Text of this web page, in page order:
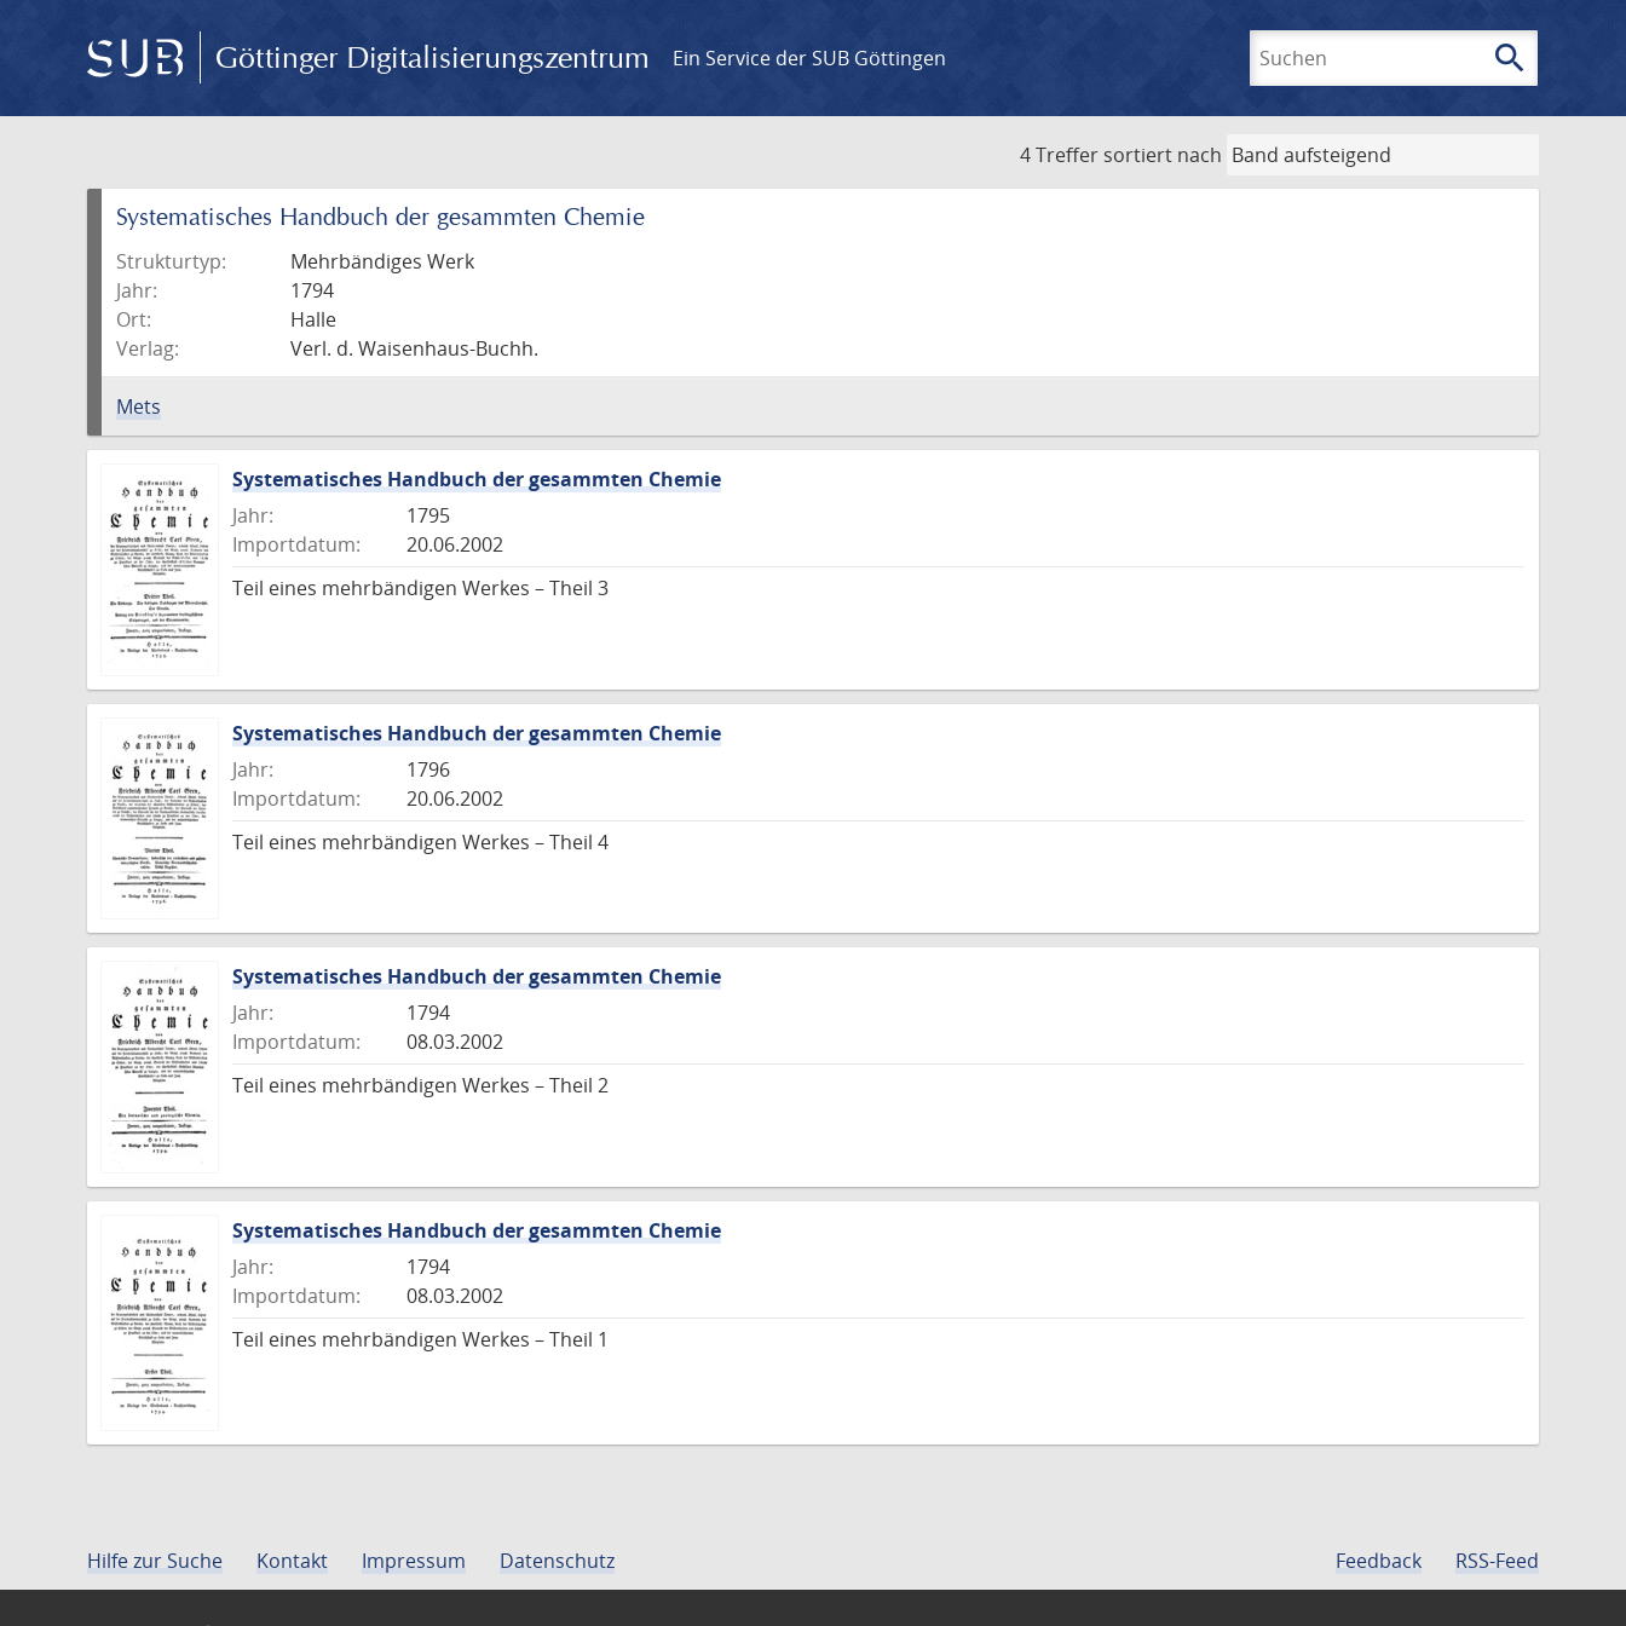
Göttinger Digitalisierungszentrum Ein Service der SUB Göttingen search
4 Treffer sortiert nach
Systematisches Handbuch der gesammten Chemie
Strukturtyp:
Mehrbändiges Werk
Jahr:
1794
Ort:
Halle
Verlag:
Verl. d. Waisenhaus-Buchh.
Mets
Systematisches Handbuch der gesammten Chemie
Jahr:
1795
Importdatum:
20.06.2002
Teil eines mehrbändigen Werkes – Theil 3
Systematisches Handbuch der gesammten Chemie
Jahr:
1796
Importdatum:
20.06.2002
Teil eines mehrbändigen Werkes – Theil 4
Systematisches Handbuch der gesammten Chemie
Jahr:
1794
Importdatum:
08.03.2002
Teil eines mehrbändigen Werkes – Theil 2
Systematisches Handbuch der gesammten Chemie
Jahr:
1794
Importdatum:
08.03.2002
Teil eines mehrbändigen Werkes – Theil 1
Hilfe zur Suche Kontakt Impressum Datenschutz Feedback RSS-Feed